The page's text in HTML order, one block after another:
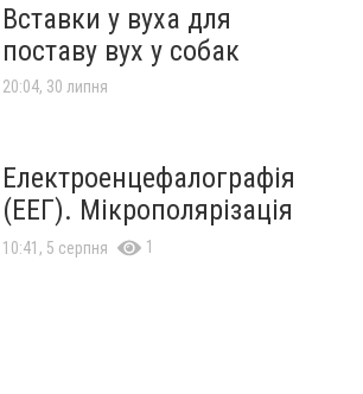
Вставки у вуха для
поставу вух у собак
20:04, 30 липня
Електроенцефалографія
(ЕЕГ). Мікрополярізація
10:41, 5 серпня 1